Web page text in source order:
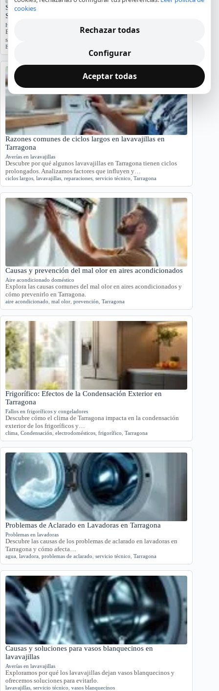
Significado del Error E01 en Hornos Teka: Causas y
Soluciones
Hornos y placas de cocina
El error E01 en hornos Teka indica problemas. Conozca sus causas y
síntomas para diagnosticar…
Error E01
Razones comunes de ciclos largos en lavavajillas en
Tarragona
Averías en lavavajillas
Descubre por qué algunos lavavajillas en Tarragona tienen ciclos
prolongados. Analizamos factores que influyen y…
ciclos largos lavavajillas reparaciones servicio técnico Tarragona
Causas y prevención del mal olor en aires acondicionados
Aire acondicionado doméstico
Explora las causas comunes del mal olor en aires acondicionados y
cómo prevenirlo en Tarragona.
aire acondicionado mal olor prevención Tarragona
Frigorífico: Efectos de la Condensación Exterior en
Tarragona
Fallos en frigoríficos y congeladores
Descubre cómo el clima de Tarragona impacta en la condensación
exterior de los frigoríficos y…
clima Condensación electrodomésticos frigorífico Tarragona
Problemas de Aclarado en Lavadoras en Tarragona
Problemas en lavadoras
Descubre las causas de los problemas de aclarado en lavadoras en
Tarragona y cómo afecta…
agua lavadora problemas de aclarado servicio técnico Tarragona
Causas y soluciones para vasos blanquecinos en
lavavajillas
Averías en lavavajillas
Exploramos por qué los lavavajillas dejan vasos blanquecinos y
ofrecemos soluciones para evitarlo.
lavavajillas servicio técnico vasos blanquecinos
cookies
Rechazar todas
Configurar
Aceptar todas